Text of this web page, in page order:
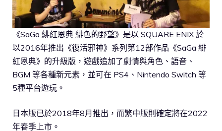
《SaGa 緋紅恩典 緋色的野望》是以 SQUARE ENIX 於
以2016年推出《復活邪神》系列第12部作品《SaGa 緋
紅恩典》的升級版，遊戲追加了劇情與角色、語音、
BGM 等各種新元素，並可在 PS4、Nintendo Switch 等
5種平台遊玩。
日本版已於2018年8月推出，而繁中版則確定將在2022
年春季上市。